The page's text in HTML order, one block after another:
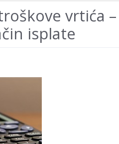
vrtića –
isplate